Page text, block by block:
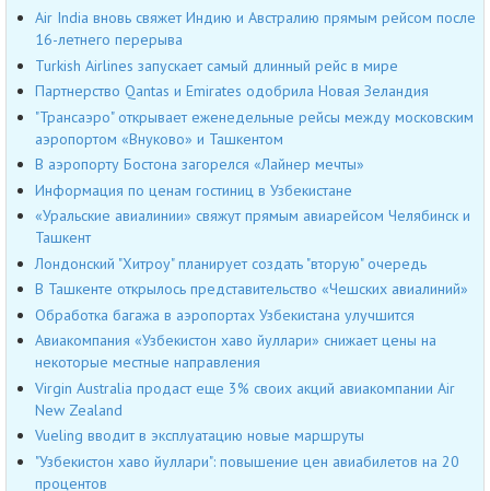
Air India вновь свяжет Индию и Австралию прямым рейсом после
16-летнего перерыва
Turkish Airlines запускает самый длинный рейс в мире
Партнерство Qantas и Emirates одобрила Новая Зеландия
"Трансаэро" открывает еженедельные рейсы между московским
аэропортом «Внуково» и Ташкентом
В аэропорту Бостона загорелся «Лайнер мечты»
Информация по ценам гостиниц в Узбекистане
«Уральские авиалинии» свяжут прямым авиарейсом Челябинск и
Ташкент
Лондонский "Хитроу" планирует создать "вторую" очередь
В Ташкенте открылось представительство «Чешских авиалиний»
Обработка багажа в аэропортах Узбекистана улучшится
Авиакомпания «Узбекистон хаво йуллари» снижает цены на
некоторые местные направления
Virgin Australia продаст еще 3% своих акций авиакомпании Air
New Zealand
Vueling вводит в эксплуатацию новые маршруты
"Узбекистон хаво йуллари": повышение цен авиабилетов на 20
процентов